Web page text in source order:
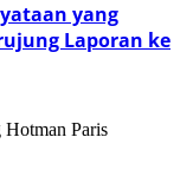
yang
Laporan ke
Hotman Paris